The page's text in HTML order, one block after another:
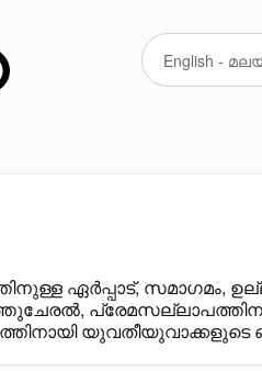
ഏർപ്പാട്, സമാഗമം,
യുവതീയുവാക്കളുടെ